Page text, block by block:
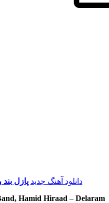
دانلود آهنگ جدید پازل بند
Hamid Hiraad – Delaram